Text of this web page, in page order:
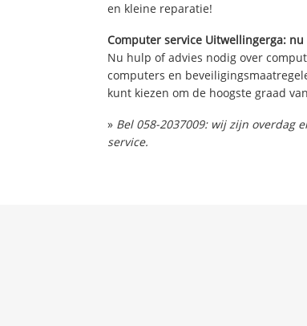
en kleine reparatie!
Computer service Uitwellingerga:
Nu hulp of advies nodig over
computers en
kunt kiezen om de hoogste graad
» Bel 058-2037009: wij zijn overdag
service.